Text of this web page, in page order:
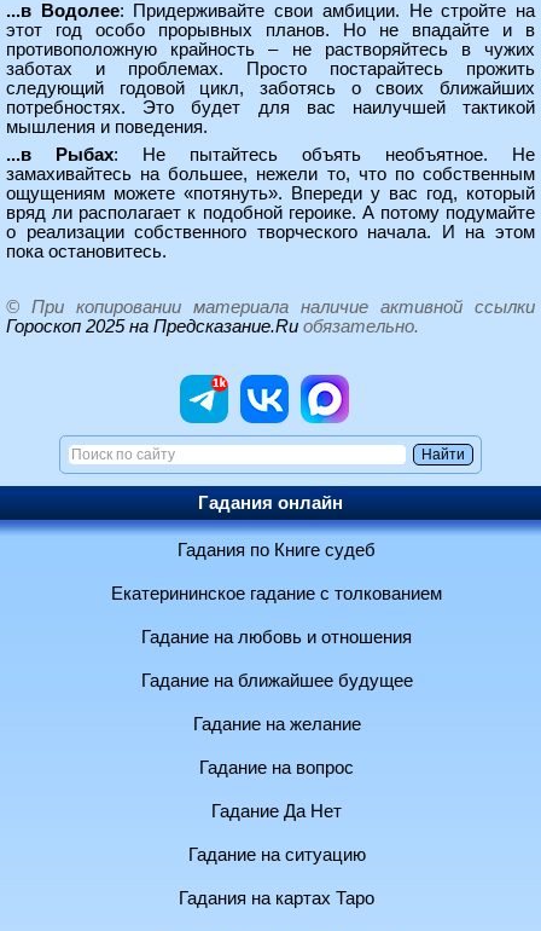
...в Водолее: Придерживайте свои амбиции. Не стройте на
этот год особо прорывных планов. Но не впадайте и в
противоположную крайность – не растворяйтесь в чужих
заботах и проблемах. Просто постарайтесь прожить
следующий годовой цикл, заботясь о своих ближайших
потребностях. Это будет для вас наилучшей тактикой
мышления и поведения.
...в Рыбах: Не пытайтесь объять необъятное. Не
замахивайтесь на большее, нежели то, что по собственным
ощущениям можете «потянуть». Впереди у вас год, который
вряд ли располагает к подобной героике. А потому подумайте
о реализации собственного творческого начала. И на этом
пока остановитесь.
© При копировании материала наличие активной ссылки
Гороскоп 2025 на Предсказание.Ru обязательно.
Гадания онлайн
Гадания по Книге судеб
Екатерининское гадание с толкованием
Гадание на любовь и отношения
Гадание на ближайшее будущее
Гадание на желание
Гадание на вопрос
Гадание Да Нет
Гадание на ситуацию
Гадания на картах Таро